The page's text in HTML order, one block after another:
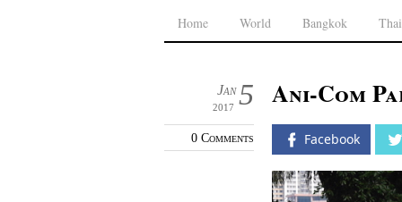
Home World Bangkok
5
Jan
2017
0 Comments
Ani-Com
Facebook